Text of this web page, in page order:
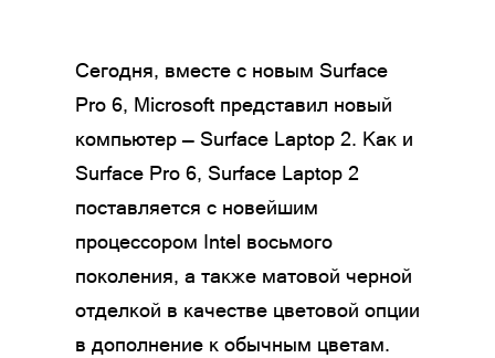
Сегодня, вместе с новым Surface
Pro 6, Microsoft представил новый
компьютер — Surface Laptop 2. Как и
Surface Pro 6, Surface Laptop 2
поставляется с новейшим
процессором Intel восьмого
поколения, а также матовой черной
отделкой в качестве цветовой опции
в дополнение к обычным цветам.